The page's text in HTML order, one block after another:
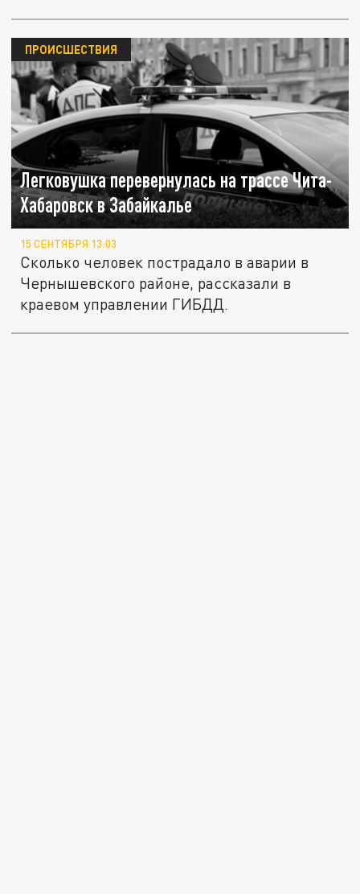
Легковушка перевернулась на трассе Чита-
Хабаровск в Забайкалье
ПРОИСШЕСТВИЯ
15 СЕНТЯБРЯ 13:03
Сколько человек пострадало в аварии в
Чернышевского районе, рассказали в
краевом управлении ГИБДД.